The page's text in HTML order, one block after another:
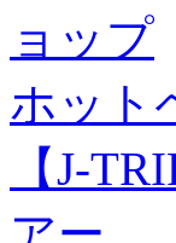
ョップ
ホット
【J-